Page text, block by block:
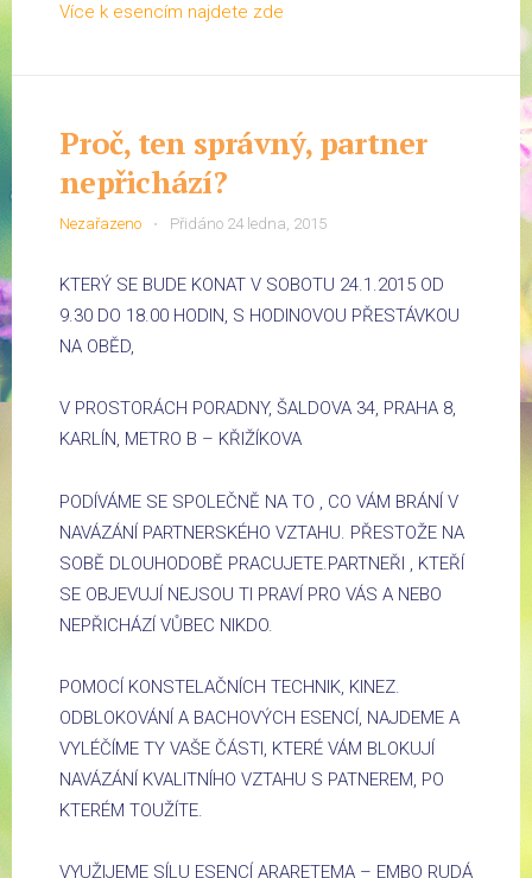
Více k esencím najdete zde
Proč, ten správný, partner
nepřichází?
Nezařazeno Přidáno 24 ledna, 2015
KTERÝ SE BUDE KONAT V SOBOTU 24.1.2015 OD
9.30 DO 18.00 HODIN, S HODINOVOU PŘESTÁVKOU
NA OBĚD,
V PROSTORÁCH PORADNY, ŠALDOVA 34, PRAHA 8,
KARLÍN, METRO B – KŘIŽÍKOVA
PODÍVÁME SE SPOLEČNĚ NA TO , CO VÁM BRÁNÍ V
NAVÁZÁNÍ PARTNERSKÉHO VZTAHU. PŘESTOŽE NA
SOBĚ DLOUHODOBĚ PRACUJETE.PARTNEŘI , KTEŘÍ
SE OBJEVUJÍ NEJSOU TI PRAVÍ PRO VÁS A NEBO
NEPŘICHÁZÍ VŮBEC NIKDO.
POMOCÍ KONSTELAČNÍCH TECHNIK, KINEZ.
ODBLOKOVÁNÍ A BACHOVÝCH ESENCÍ, NAJDEME A
VYLÉČÍME TY VAŠE ČÁSTI, KTERÉ VÁM BLOKUJÍ
NAVÁZÁNÍ KVALITNÍHO VZTAHU S PATNEREM, PO
KTERÉM TOUŽÍTE.
VYUŽIJEME SÍLU ESENCÍ ARARETEMA – EMBO RUDÁ